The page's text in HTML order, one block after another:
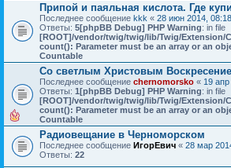
Припой и паяльная кислота. Где
Последнее сообщение kkk « 28 июн 2014, 08:18
Ответы: 5[phpBB Debug] PHP Warning: in file
[ROOT]/vendor/twig/twig/lib/Twig/Extension/
count(): Parameter must be an array or an
Countable
Со светлым Христовым
Последнее сообщение chernomorsko « 19
Ответы: 1[phpBB Debug] PHP Warning: in file
[ROOT]/vendor/twig/twig/lib/Twig/Extension/
count(): Parameter must be an array or an
Countable
Радиовещание в Черноморском
Последнее сообщение ИгорЕвич « 28 мар
Ответы: 22